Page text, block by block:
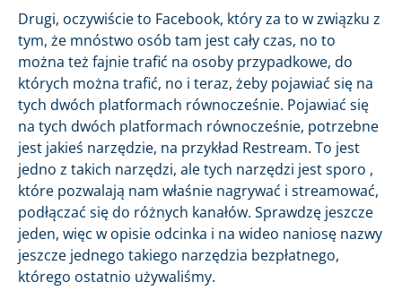
Drugi, oczywiście to Facebook, który za to w związku z
tym, że mnóstwo osób tam jest cały czas, no to
można też fajnie trafić na osoby przypadkowe, do
których można trafić, no i teraz, żeby pojawiać się na
tych dwóch platformach równocześnie. Pojawiać się
na tych dwóch platformach równocześnie, potrzebne
jest jakieś narzędzie, na przykład Restream. To jest
jedno z takich narzędzi, ale tych narzędzi jest sporo ,
które pozwalają nam właśnie nagrywać i streamować,
podłączać się do różnych kanałów. Sprawdzę jeszcze
jeden, więc w opisie odcinka i na wideo naniosę nazwy
jeszcze jednego takiego narzędzia bezpłatnego,
którego ostatnio używaliśmy.